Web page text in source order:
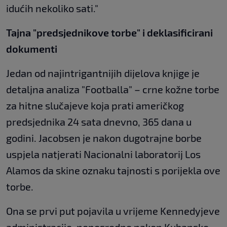
idućih nekoliko sati."
Tajna "predsjednikove torbe" i deklasificirani
dokumenti
Jedan od najintrigantnijih dijelova knjige je
detaljna analiza "Footballa" – crne kožne torbe
za hitne slučajeve koja prati američkog
predsjednika 24 sata dnevno, 365 dana u
godini. Jacobsen je nakon dugotrajne borbe
uspjela natjerati Nacionalni laboratorij Los
Alamos da skine oznaku tajnosti s porijekla ove
torbe.
Ona se prvi put pojavila u vrijeme Kennedyjeve